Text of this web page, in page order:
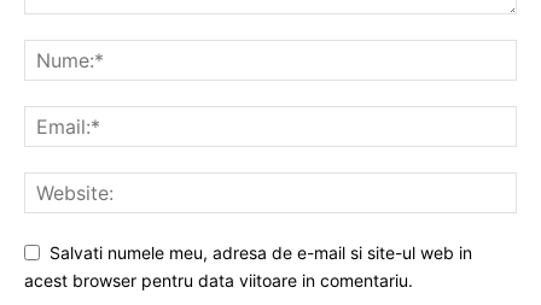
Salvati numele meu, adresa de e-mail si site-ul web in
acest browser pentru data viitoare in comentariu.